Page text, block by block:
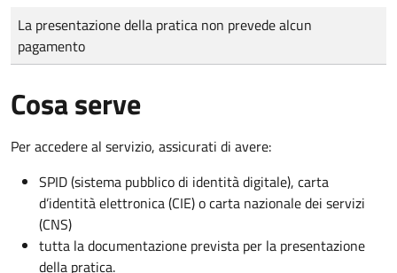
Tipo di pagamento
Importo
La presentazione della pratica non prevede alcun
pagamento
Cosa serve
Per accedere al servizio, assicurati di avere:
SPID (sistema pubblico di identità digitale), carta
d’identità elettronica (CIE) o carta nazionale dei servizi
(CNS)
tutta la documentazione prevista per la presentazione
della pratica.